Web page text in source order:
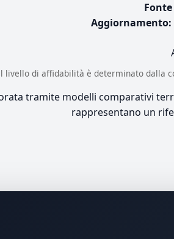
Aggiornamento:
livello di affidabilità è determinato dalla
tramite modelli comparativi
rappresentano un